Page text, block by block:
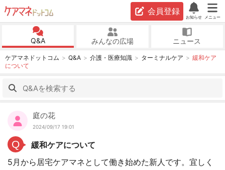
会員登録
お知らせ メニュー
Q&A みんなの広場 ニュース
ケアマネドットコム Q&A 介護・医療知識 ターミナルケア
緩和ケア
について
庭の花
2024/09/17 19:01
Q
緩和ケアについて
5月から居宅ケアマネとして働き始めた新人です。宜しく